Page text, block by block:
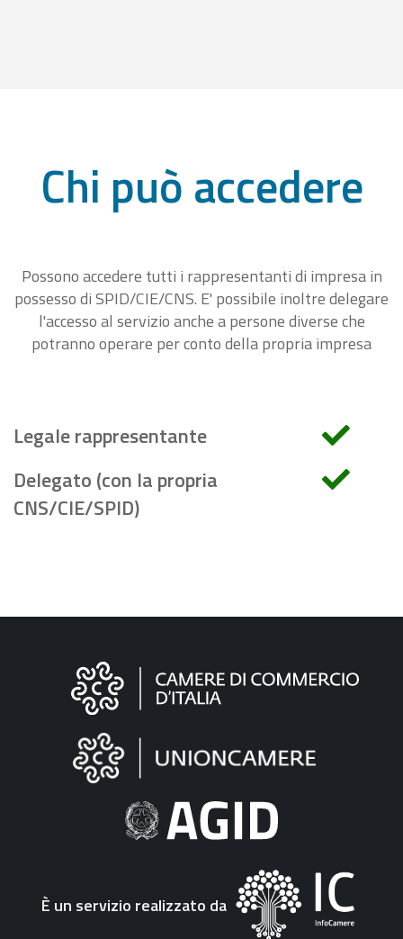
Chi può accedere
Possono accedere tutti i rappresentanti di impresa in
possesso di SPID/CIE/CNS. E' possibile inoltre delegare
l'accesso al servizio anche a persone diverse che
potranno operare per conto della propria impresa
Legale rappresentante
Delegato (con la propria
CNS/CIE/SPID)
Informazioni
"Fattura
Elettronica"
È un servizio realizzato da